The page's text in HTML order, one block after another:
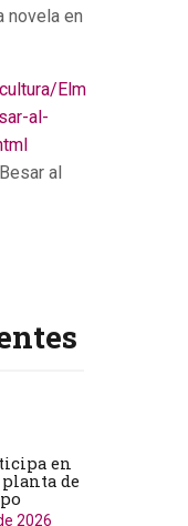
novela en
Elm
al-
al
en
de
2026